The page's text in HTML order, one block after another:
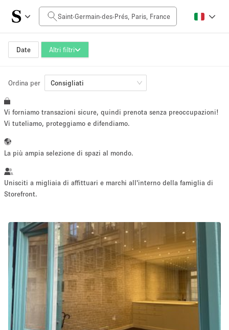
Date Altri filtri
Prezzo al giorno
0€
Dimensioni dello spazio
500+ m²
~ 13 persone
artistico
Servizio
fotografico
Conferenza Meeting Ufficio
Acquista
Condividi
Tipo di spazio
Ordina per Consigliati
Vi forniamo transazioni sicure, quindi prenota senza preoccupazioni!
Vi tuteliamo, proteggiamo e difendiamo.
La più ampia selezione di spazi al mondo.
Unisciti a migliaia di affittuari e marchi all'interno della famiglia di
Storefront.